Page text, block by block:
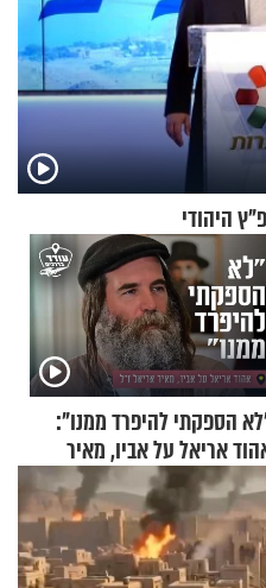
היהודי
הספקתי להיפרד ממנו":
אריאל על אביו, מאיר
ז"ל